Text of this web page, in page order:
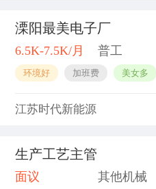
溧阳最美电子厂
6.5K-7.5K/月 普工
环境好 加班费 美女多
江苏时代新能源
生产工艺主管
面议 其他机械